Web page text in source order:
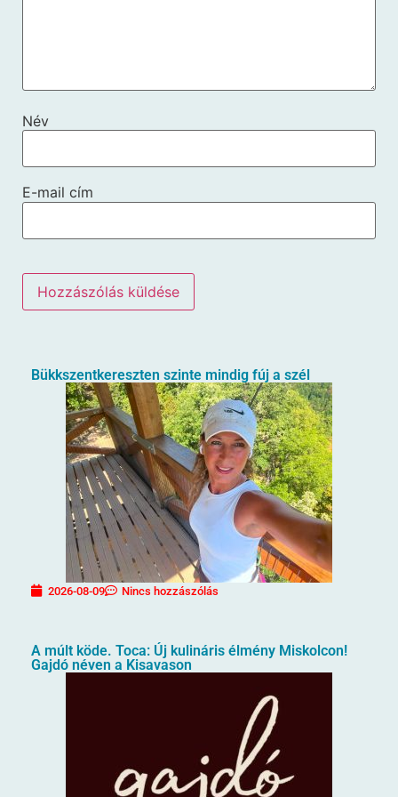
Név
E-mail cím
Bükkszentkereszten szinte mindig fúj a szél
2026-08-09 Nincs hozzászólás
A múlt köde. Toca: Új kulináris élmény Miskolcon!
Gajdó néven a Kisavason